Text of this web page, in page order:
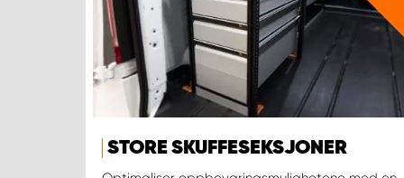
STORE SKUFFESEKSJONER